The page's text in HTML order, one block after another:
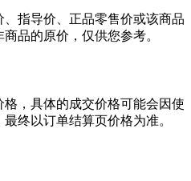
指导价、正品零售价或该商品
品的原价，仅供您参考。
，具体的成交价格可能会因使
终以订单结算页价格为准。